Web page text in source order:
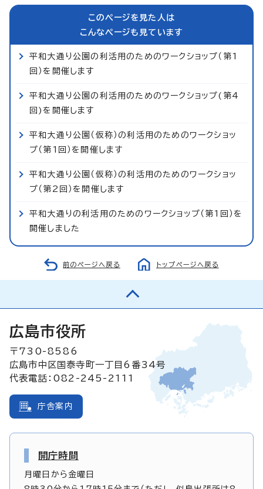
このページを見た人は
こんなページも見ています
平和大通り公園の利活用のためのワークショップ（第1
回）を開催します
平和大通り公園の利活用のためのワークショップ(第4
回)を開催します
平和大通り公園（仮称）の利活用のためのワークショッ
プ（第1回）を開催します
平和大通り公園（仮称）の利活用のためのワークショッ
プ（第2回）を開催します
平和大通りの利活用のためのワークショップ（第1回）を
開催しました
前のページへ戻る トップページへ戻る
広島市役所
〒730-8586
広島市中区国泰寺町一丁目6番34号
代表電話：082-245-2111
庁舎案内
開庁時間
月曜日から金曜日